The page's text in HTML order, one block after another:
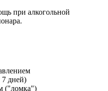
при алкогольной
дней)
("ломка")